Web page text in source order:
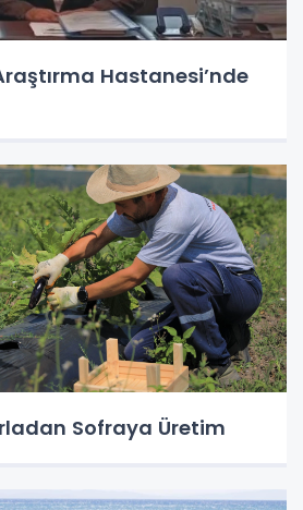
Hastanesi’nde
Sofraya Üretim